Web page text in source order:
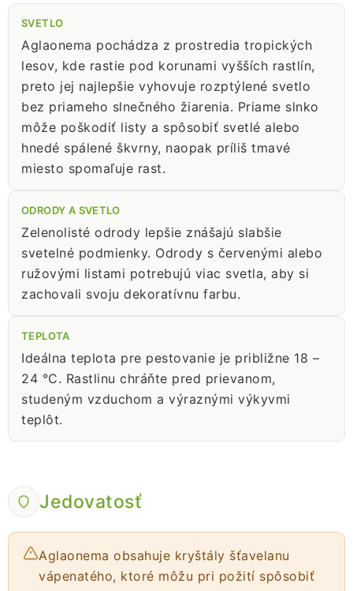
SVETLO
Aglaonema pochádza z prostredia tropických
lesov, kde rastie pod korunami vyšších rastlín,
preto jej najlepšie vyhovuje rozptýlené svetlo
bez priameho slnečného žiarenia. Priame slnko
môže poškodiť listy a spôsobiť svetlé alebo
hnedé spálené škvrny, naopak príliš tmavé
miesto spomaľuje rast.
ODRODY A SVETLO
Zelenolisté odrody lepšie znášajú slabšie
svetelné podmienky. Odrody s červenými alebo
ružovými listami potrebujú viac svetla, aby si
zachovali svoju dekoratívnu farbu.
TEPLOTA
Ideálna teplota pre pestovanie je približne 18 –
24 °C. Rastlinu chráňte pred prievanom,
studeným vzduchom a výraznými výkyvmi
teplôt.
Jedovatosť
Aglaonema obsahuje kryštály šťavelanu
vápenatého, ktoré môžu pri požití spôsobiť